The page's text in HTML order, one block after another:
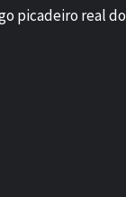
picadeiro real do